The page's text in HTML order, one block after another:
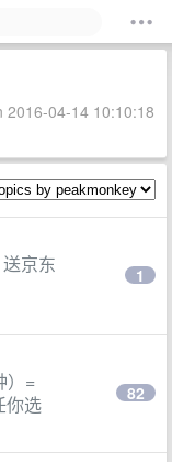
2016-04-14 10:10:18
京东
1
）=
你选
82